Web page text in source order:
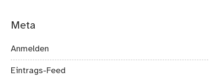
Meta
Anmelden
Eintrags-Feed